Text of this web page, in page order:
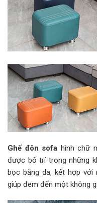
Ghế đôn sofa hình chữ
được bố trí trong những
bọc bằng da, kết hợp
giúp đem đến một không